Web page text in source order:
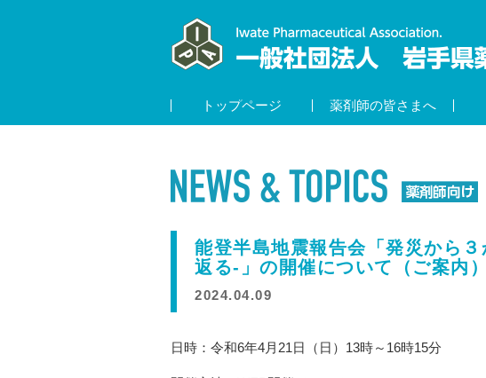
トップページ 薬剤師の皆さまへ
能登半島地震報告会「発災から
返る-」の開催について（ご案内）
2024.04.09
日時：令和6年4月21日（日）13時～16時15分